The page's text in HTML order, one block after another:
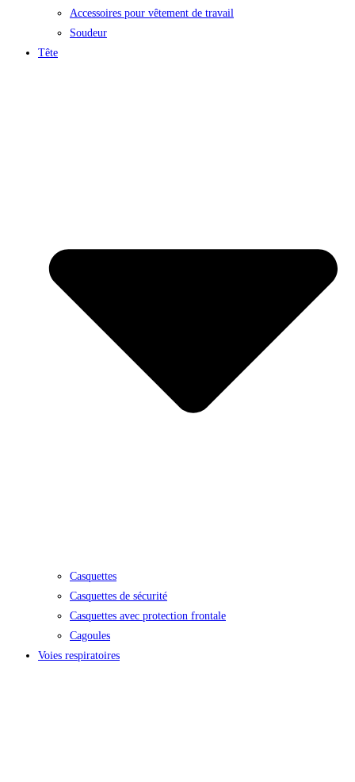
Accessoires pour vêtement de travail
Soudeur
Tête
Casquettes
Casquettes de sécurité
Casquettes avec protection frontale
Cagoules
Voies respiratoires